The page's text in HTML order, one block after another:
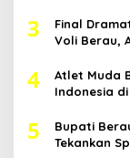
3
Final
Voli Berau,
4
Atlet Muda
Indonesia
5
Bupati
Tekankan